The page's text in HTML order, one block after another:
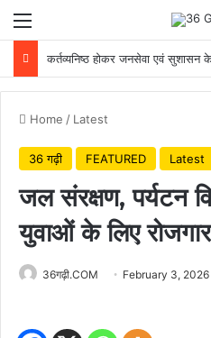
Menu
Home / Latest
36 गढ़ी FEATURED Latest
जल संरक्षण, पर्यटन
युवाओं के लिए
36गढ़ी.COM February 3, 2026